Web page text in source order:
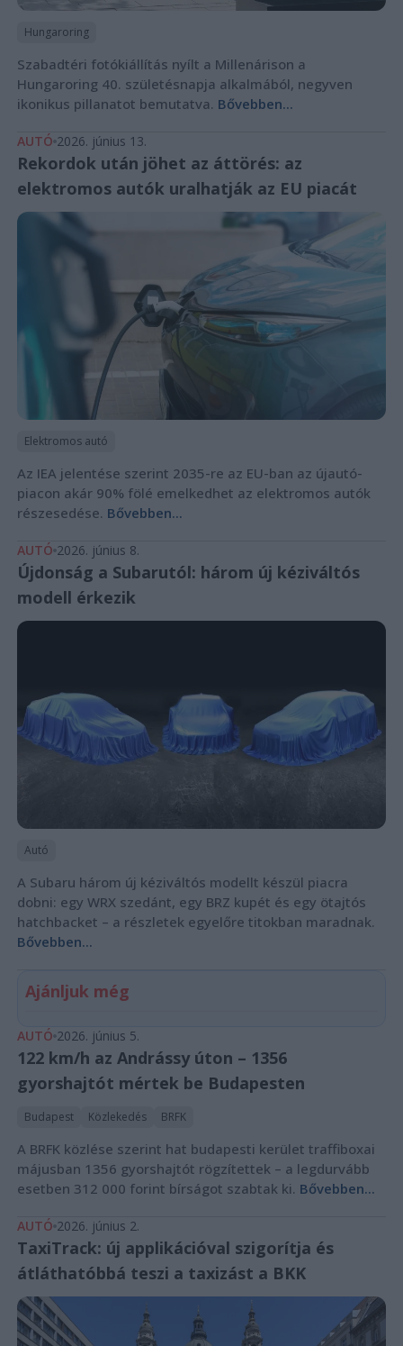
Hungaroring
Szabadtéri fotókiállítás nyílt a Millenárison a
Hungaroring 40. születésnapja alkalmából, negyven
ikonikus pillanatot bemutatva. Bővebben...
AUTÓ 2026. június 13.
Rekordok után jöhet az áttörés: az
elektromos autók uralhatják az EU piacát
Elektromos autó
Az IEA jelentése szerint 2035-re az EU-ban az újautó-
piacon akár 90% fölé emelkedhet az elektromos autók
részesedése. Bővebben...
AUTÓ 2026. június 8.
Újdonság a Subarutól: három új kéziváltós
modell érkezik
Autó
A Subaru három új kéziváltós modellt készül piacra
dobni: egy WRX szedánt, egy BRZ kupét és egy ötajtós
hatchbacket – a részletek egyelőre titokban maradnak.
Bővebben...
Ajánljuk még
AUTÓ 2026. június 5.
122 km/h az Andrássy úton – 1356
gyorshajtót mértek be Budapesten
Budapest Közlekedés BRFK
A BRFK közlése szerint hat budapesti kerület traffiboxai
májusban 1356 gyorshajtót rögzítettek – a legdurvább
esetben 312 000 forint bírságot szabtak ki. Bővebben...
AUTÓ 2026. június 2.
TaxiTrack: új applikációval szigorítja és
átláthatóbbá teszi a taxizást a BKK